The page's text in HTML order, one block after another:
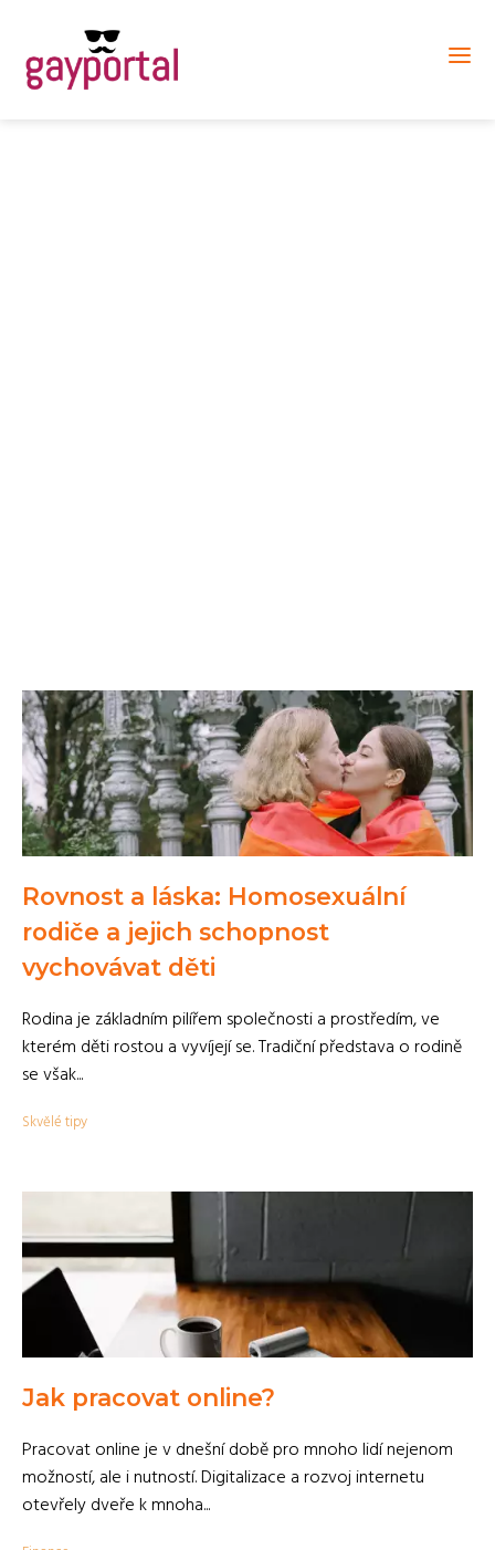
Rovnost a láska: Homosexuální
rodiče a jejich schopnost
vychovávat děti
Rodina je základním pilířem společnosti a prostředím, ve
kterém děti rostou a vyvíjejí se. Tradiční představa o rodině
se však...
Skvělé tipy
Jak pracovat online?
Pracovat online je v dnešní době pro mnoho lidí nejenom
možností, ale i nutností. Digitalizace a rozvoj internetu
otevřely dveře k mnoha...